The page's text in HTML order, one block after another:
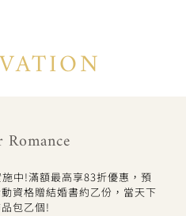
Romance
中!滿額最高享83折優惠，預
資格贈結婚書約乙份，當天下
包乙個!